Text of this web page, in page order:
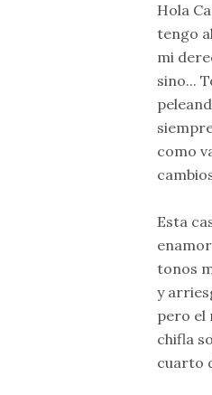
Hola
tengo
mi
sino...
como
Esta
tonos
y
pero el
chifla
cuarto